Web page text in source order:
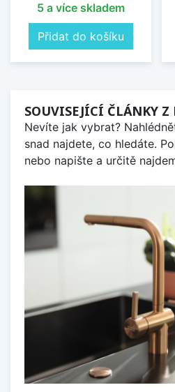
5 a více skladem
Přidat do košíku
SOUVISEJÍCÍ ČLÁNKY
Nevíte jak vybrat?
snad najdete, co hledáte.
nebo napište a určitě